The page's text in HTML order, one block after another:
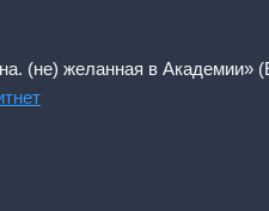
(не) желанная в Академии»